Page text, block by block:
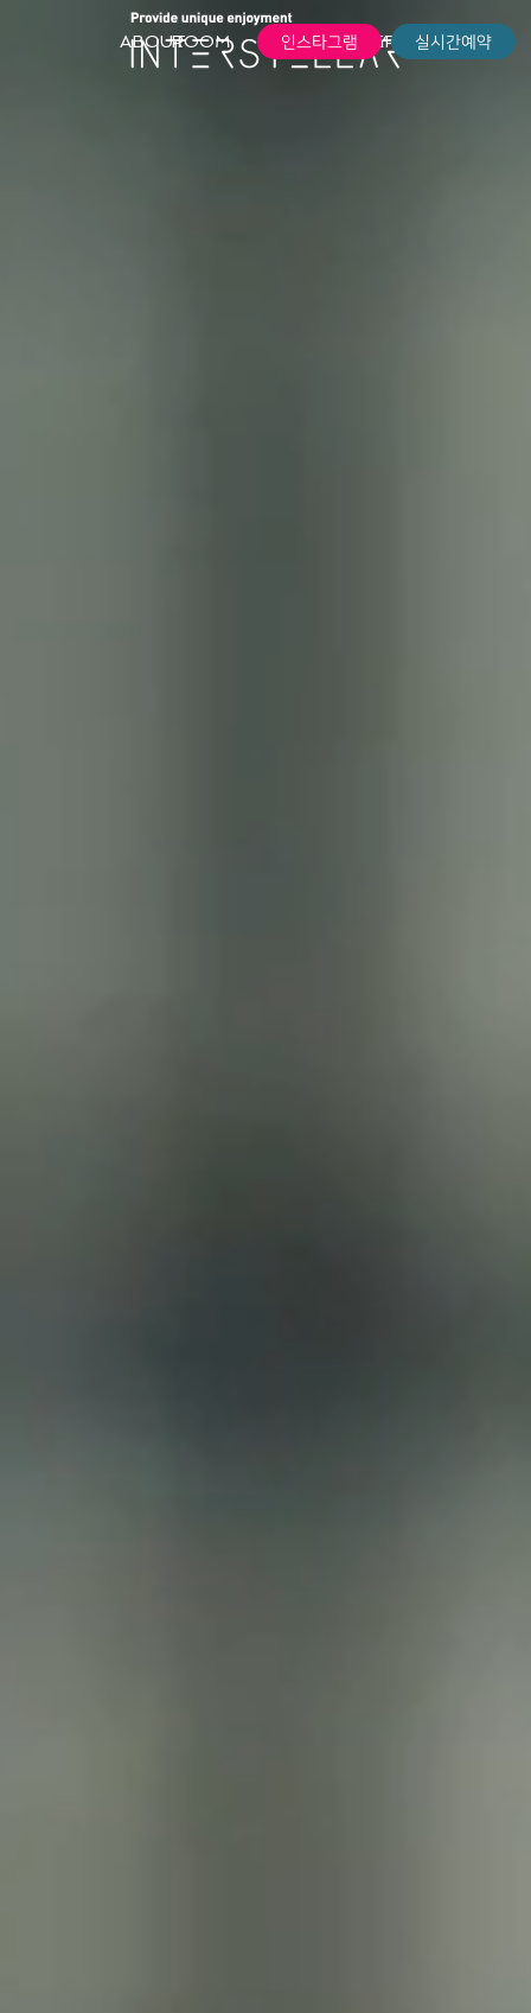
ABOUTROOM FACILITYSERVICE
인스타그램 실시간예약